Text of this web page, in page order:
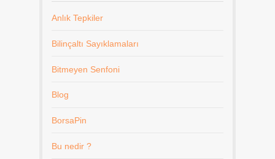
Anlık Tepkiler
Bilinçaltı Sayıklamaları
Bitmeyen Senfoni
Blog
BorsaPin
Bu nedir ?